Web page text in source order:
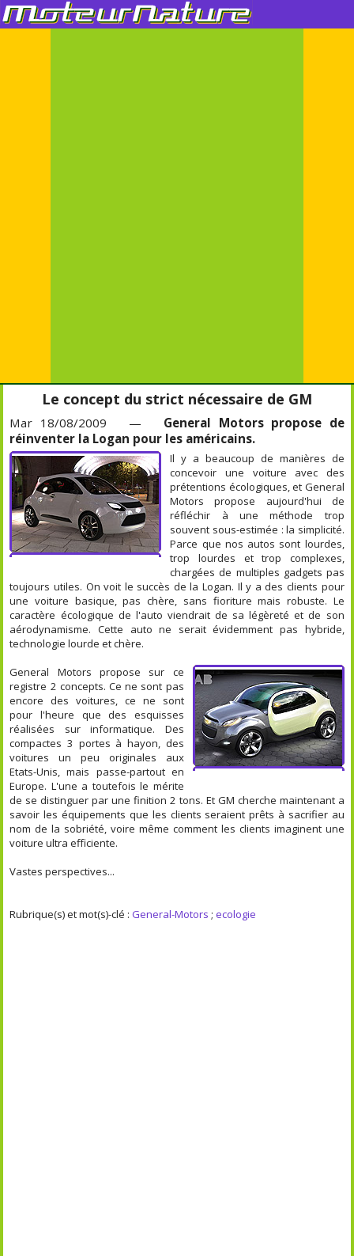
Le concept du strict nécessaire de GM
Mar 18/08/2009 — General Motors propose de
réinventer la Logan pour les américains.
Il y a beaucoup de manières de
concevoir une voiture avec des
prétentions écologiques, et General
Motors propose aujourd'hui de
réfléchir à une méthode trop
souvent sous-estimée : la simplicité.
Parce que nos autos sont lourdes,
trop lourdes et trop complexes,
chargées de multiples gadgets pas
toujours utiles. On voit le succès de la Logan. Il y a des clients pour
une voiture basique, pas chère, sans fioriture mais robuste. Le
caractère écologique de l'auto viendrait de sa légèreté et de son
aérodynamisme. Cette auto ne serait évidemment pas hybride,
technologie lourde et chère.
General Motors propose sur ce
registre 2 concepts. Ce ne sont pas
encore des voitures, ce ne sont
pour l'heure que des esquisses
réalisées sur informatique. Des
compactes 3 portes à hayon, des
voitures un peu originales aux
Etats-Unis, mais passe-partout en
Europe. L'une a toutefois le mérite
de se distinguer par une finition 2 tons. Et GM cherche maintenant a
savoir les équipements que les clients seraient prêts à sacrifier au
nom de la sobriété, voire même comment les clients imaginent une
voiture ultra efficiente.
Vastes perspectives...
Rubrique(s) et mot(s)-clé :General-Motors ;ecologie